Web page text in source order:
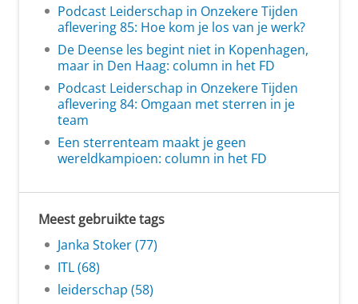
Podcast Leiderschap in Onzekere Tijden
aflevering 85: Hoe kom je los van je werk?
De Deense les begint niet in Kopenhagen,
maar in Den Haag: column in het FD
Podcast Leiderschap in Onzekere Tijden
aflevering 84: Omgaan met sterren in je
team
Een sterrenteam maakt je geen
wereldkampioen: column in het FD
Meest gebruikte tags
Janka Stoker (77)
ITL (68)
leiderschap (58)